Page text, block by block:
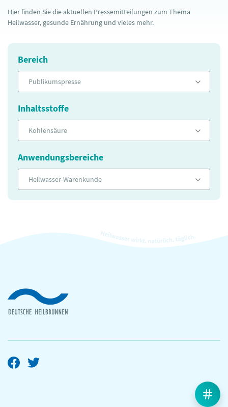
Hier finden Sie die aktuellen Pressemitteilungen zum Thema
Heilwasser, gesunde Ernährung und vieles mehr.
Bereich
Publikumspresse
Inhaltsstoffe
Kohlensäure
Anwendungsbereiche
Heilwasser-Warenkunde